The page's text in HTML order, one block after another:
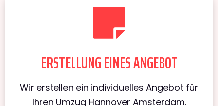
ERSTELLUNG EINES ANGEBOT
Wir erstellen ein individuelles Angebot für
Ihren Umzug Hannover Amsterdam.